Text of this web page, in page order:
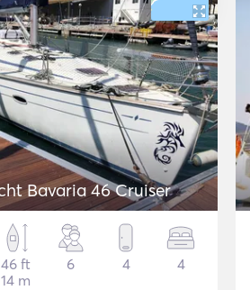
Sailing yacht Bavaria 46 Cruiser
46 ft
14 m
6 4 4